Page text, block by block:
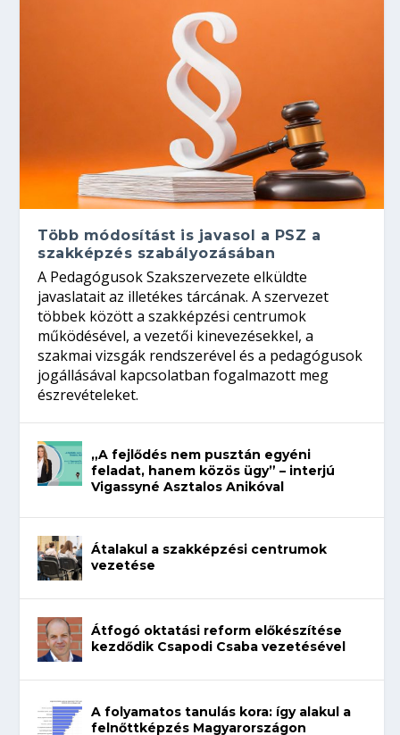
Több módosítást is javasol a PSZ a
szakképzés szabályozásában
A Pedagógusok Szakszervezete elküldte
javaslatait az illetékes tárcának. A szervezet
többek között a szakképzési centrumok
működésével, a vezetői kinevezésekkel, a
szakmai vizsgák rendszerével és a pedagógusok
jogállásával kapcsolatban fogalmazott meg
észrevételeket.
„A fejlődés nem pusztán egyéni
feladat, hanem közös ügy” – interjú
Vigassyné Asztalos Anikóval
Átalakul a szakképzési centrumok
vezetése
Átfogó oktatási reform előkészítése
kezdődik Csapodi Csaba vezetésével
A folyamatos tanulás kora: így alakul a
felnőttképzés Magyarországon